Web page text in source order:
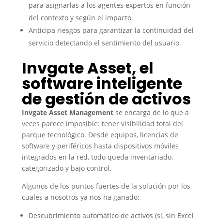
para asignarlas a los agentes expertos en función
del contexto y según el impacto.
Anticipa riesgos para garantizar la continuidad del
servicio detectando el sentimiento del usuario.
Invgate Asset, el
software inteligente
de gestión de activos
Invgate Asset Managementse encarga de lo que a
veces parece imposible: tener visibilidad total del
parque tecnológico. Desde equipos, licencias de
software y periféricos hasta dispositivos móviles
integrados en la red, todo queda inventariado,
categorizado y bajo control.
Algunos de los puntos fuertes de la solución por los
cuales a nosotros ya nos ha ganado:
Descubrimiento automático de activos (sí, sin Excel